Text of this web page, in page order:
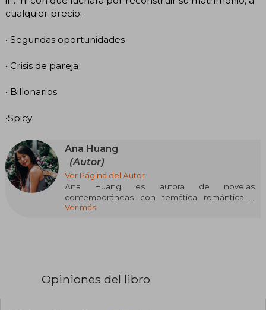
cualquier precio.
• Segundas oportunidades
• Crisis de pareja
• Billonarios
•Spicy
Ana Huang
(Autor)
Ver Página del Autor
Ana Huang es autora de novelas
contemporáneas con temática romántica y
erótica. Sus historias pueden ser
mantiene varias relaciones simultáneas con
Ver más
Opiniones del libro